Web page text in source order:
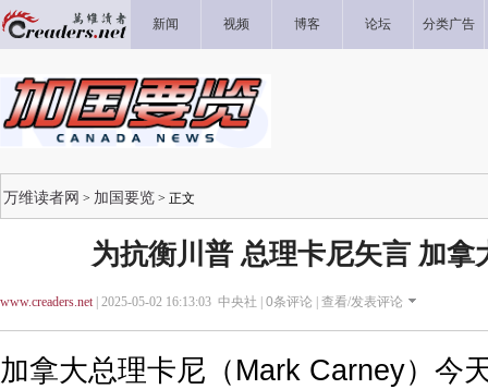
新闻 视频 博客 论坛 分类广告
万维读者网 > 加国要览 > 正文
为抗衡川普 总理卡尼矢言 加拿
www.creaders.net| 2025-05-02 16:13:03 中央社 | 0条评论 | 查看/发表评论
加拿大总理卡尼（Mark Carney）今